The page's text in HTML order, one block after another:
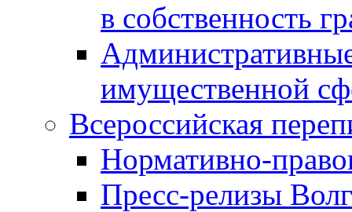
в собственность
имущественной
Всероссийская
Нормативно-
Пресс-релизы